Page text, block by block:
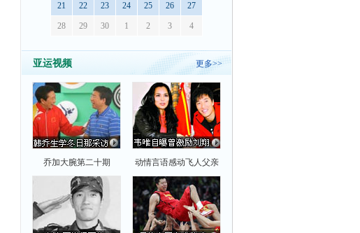
21 22 23 24 25 26 27
28 29 30 1 2 3 4
亚运视频 更多>>
乔加大腕第二十期 动情言语感动飞人父亲